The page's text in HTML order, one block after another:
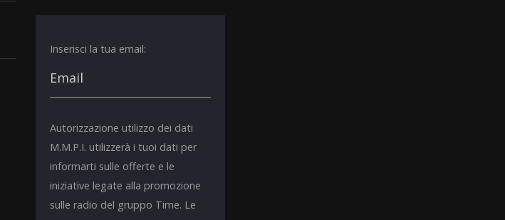
Inserisci la tua email:
Autorizzazione utilizzo dei dati
M.M.P.I. utilizzerà i tuoi dati per
informarti sulle offerte e le
iniziative legate alla promozione
sulle radio del gruppo Time. Le